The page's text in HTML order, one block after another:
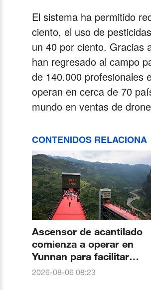
El sistema ha permitido
ciento, el uso de
un 40 por ciento. Gracias
han regresado al campo
de 140.000 profesionales
operan en cerca de 70
mundo en ventas de
CONTENIDOS RELACIONA
Ascensor de acantilado
comienza a operar en
Yunnan para facilitar
viajes de estudiantes a
2026-08-06 08:23